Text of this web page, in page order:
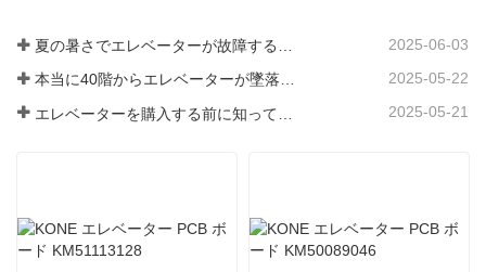
2025-06-03
本当に40階からエレベーターが墜落したのか？ 2025-05-22
2025-05-21